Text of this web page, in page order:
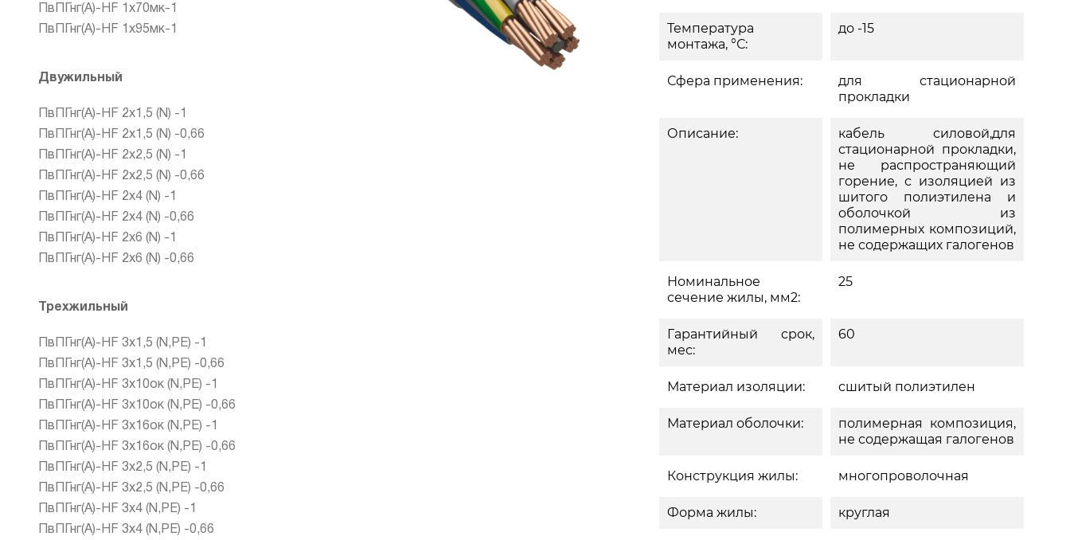
ПвПГнг(А)-HF 1х70мк-1
ПвПГнг(А)-HF 1х95мк-1
Двужильный
ПвПГнг(А)-HF 2х1,5 (N) -1
ПвПГнг(А)-HF 2х1,5 (N) -0,66
ПвПГнг(А)-HF 2х2,5 (N) -1
ПвПГнг(А)-HF 2х2,5 (N) -0,66
ПвПГнг(А)-HF 2х4 (N) -1
ПвПГнг(А)-HF 2х4 (N) -0,66
ПвПГнг(А)-HF 2х6 (N) -1
ПвПГнг(А)-HF 2х6 (N) -0,66
Трехжильный
ПвПГнг(А)-HF 3х1,5 (N,PE) -1
ПвПГнг(А)-HF 3х1,5 (N,PE) -0,66
ПвПГнг(А)-HF 3х10ок (N,PE) -1
ПвПГнг(А)-HF 3х10ок (N,PE) -0,66
ПвПГнг(А)-HF 3х16ок (N,PE) -1
ПвПГнг(А)-HF 3х16ок (N,PE) -0,66
ПвПГнг(А)-HF 3х2,5 (N,PE) -1
ПвПГнг(А)-HF 3х2,5 (N,PE) -0,66
ПвПГнг(А)-HF 3х4 (N,PE) -1
ПвПГнг(А)-HF 3х4 (N,PE) -0,66
Температура
монтажа, °С:
до -15
Сфера применения:
для стационарной
прокладки
Описание:
кабель силовой,для
стационарной прокладки,
не распространяющий
горение, с изоляцией из
шитого полиэтилена и
оболочкой из
полимерных композиций,
не содержащих галогенов
Номинальное
сечение жилы, мм2:
25
Гарантийный срок,
мес:
60
Материал изоляции: сшитый полиэтилен
Материал оболочки:
полимерная композиция,
не содержащая галогенов
Конструкция жилы: многопроволочная
Форма жилы: круглая